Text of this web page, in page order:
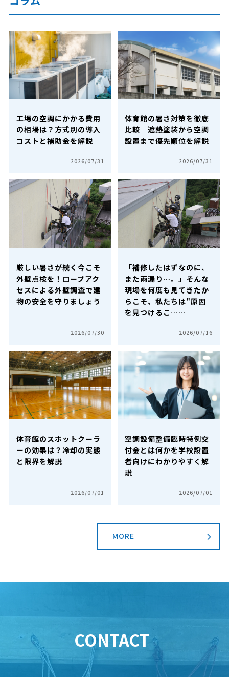
工場の空調にかかる費用
の相場は？方式別の導入
コストと補助金を解説
2026/07/31
体育館の暑さ対策を徹底
比較｜遮熱塗装から空調
設置まで優先順位を解説
2026/07/31
厳しい暑さが続く今こそ
外壁点検を！ロープアク
セスによる外壁調査で建
物の安全を守りましょう
2026/07/30
「補修したはずなのに、
また雨漏り…。」そんな
現場を何度も見てきたか
らこそ、私たちは"原因
を見つけるこ……
2026/07/16
体育館のスポットクーラ
ーの効果は？冷却の実態
と限界を解説
2026/07/01
空調設備整備臨時特例交
付金とは何かを学校設置
者向けにわかりやすく解
説
2026/07/01
MORE
CONTACT